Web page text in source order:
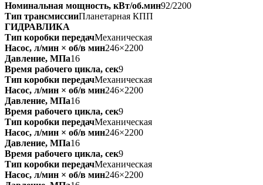
Номинальная мощность, кВт/об.мин92/2200
Тип трансмиссииПланетарная КПП
ГИДРАВЛИКА
Тип коробки передачМеханическая
Насос, л/мин × об/в мин246×2200
Давление, МПа16
Время рабочего цикла, сек9
Тип коробки передачМеханическая
Насос, л/мин × об/в мин246×2200
Давление, МПа16
Время рабочего цикла, сек9
Тип коробки передачМеханическая
Насос, л/мин × об/в мин246×2200
Давление, МПа16
Время рабочего цикла, сек9
Тип коробки передачМеханическая
Насос, л/мин × об/в мин246×2200